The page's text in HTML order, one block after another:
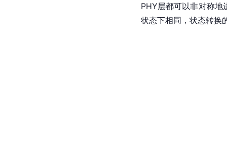
PHY层都可以非对称地
状态下相同，状态转换